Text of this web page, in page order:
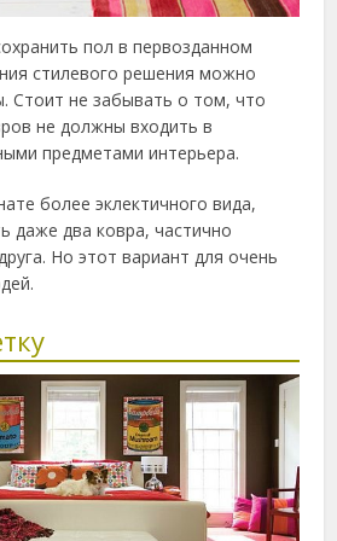
пол в первозданном
стилевого решения можно
Стоит не забывать о том, что
не должны входить в
предметами интерьера.
более эклектичного вида,
даже два ковра, частично
Но этот вариант для очень